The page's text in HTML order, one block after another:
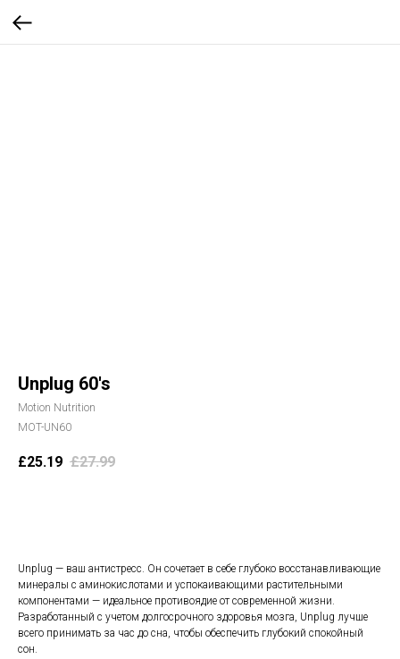
Unplug 60's
Motion Nutrition
MOT-UN60
£25.19 £27.99
Unplug — ваш антистресс. Он сочетает в себе глубоко восстанавливающие
минералы с аминокислотами и успокаивающими растительными
компонентами — идеальное противоядие от современной жизни.
Разработанный с учетом долгосрочного здоровья мозга, Unplug лучше
всего принимать за час до сна, чтобы обеспечить глубокий спокойный
сон.